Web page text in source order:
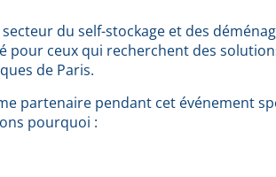
du self-stockage et des
pour ceux qui recherchent des
de Paris.
partenaire pendant cet événement
pourquoi :